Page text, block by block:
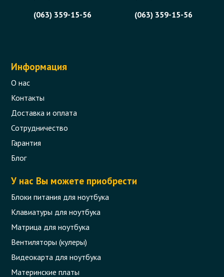
(063) 359-15-56
(063) 359-15-56
Информация
О нас
Контакты
Доставка и оплата
Сотрудничество
Гарантия
Блог
У нас Вы можете приобрести
Блоки питания для ноутбука
Клавиатуры для ноутбука
Матрица для ноутбука
Вентиляторы (кулеры)
Видеокарта для ноутбука
Материнские платы